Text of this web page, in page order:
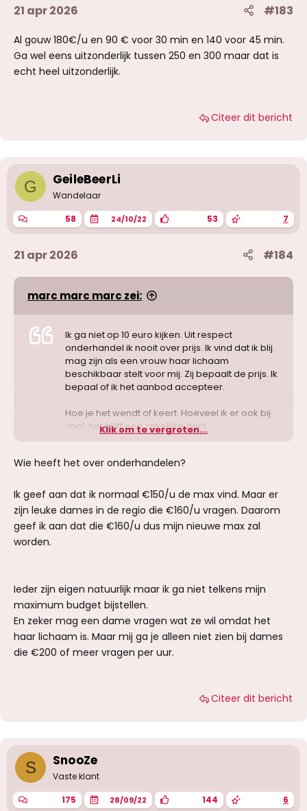
21 apr 2026 #183
Al gouw 180€/u en 90 € voor 30 min en 140 voor 45 min.
Ga wel eens uitzonderlijk tussen 250 en 300 maar dat is
echt heel uitzonderlijk.
Citeer dit bericht
G GeileBeerLi
Wandelaar
58 24/10/22 53 7
21 apr 2026 #184
marc marc marc zei:
Ik ga niet op 10 euro kijken. Uit respect
onderhandel ik nooit over prijs. Ik vind dat ik blij
mag zijn als een vrouw haar lichaam
beschikbaar stelt voor mij. Zij bepaalt de prijs. Ik
bepaal of ik het aanbod accepteer.
Hoe je het wendt of keert. Hoeveel ik er ook bij
voel, het blijft een zakelijke deal.
Klik om te vergroten...
Wie heeft het over onderhandelen?
Ik geef aan dat ik normaal €150/u de max vind. Maar er
zijn leuke dames in de regio die €160/u vragen. Daarom
geef ik aan dat die €160/u dus mijn nieuwe max zal
worden.
Ieder zijn eigen natuurlijk maar ik ga niet telkens mijn
maximum budget bijstellen.
En zeker mag een dame vragen wat ze wil omdat het
haar lichaam is. Maar mij ga je alleen niet zien bij dames
die €200 of meer vragen per uur.
Citeer dit bericht
S SnooZe
Vaste klant
175 28/09/22 144 6